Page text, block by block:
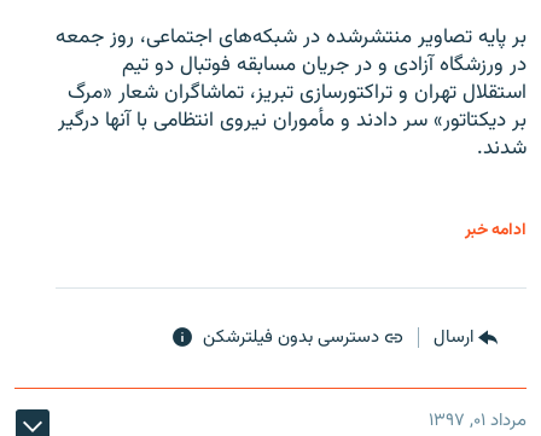
بر پایه تصاویر منتشرشده در شبکه‌های اجتماعی، روز جمعه
در ورزشگاه آزادی و در جریان مسابقه فوتبال دو تیم
استقلال تهران و تراکتورسازی تبریز، تماشاگران شعار «مرگ
بر دیکتاتور» سر دادند و مأموران نیروی انتظامی با آنها درگیر
شدند.
ادامه خبر
ارسال دسترسی بدون فیلترشکن
مرداد ۰۱, ۱۳۹۷